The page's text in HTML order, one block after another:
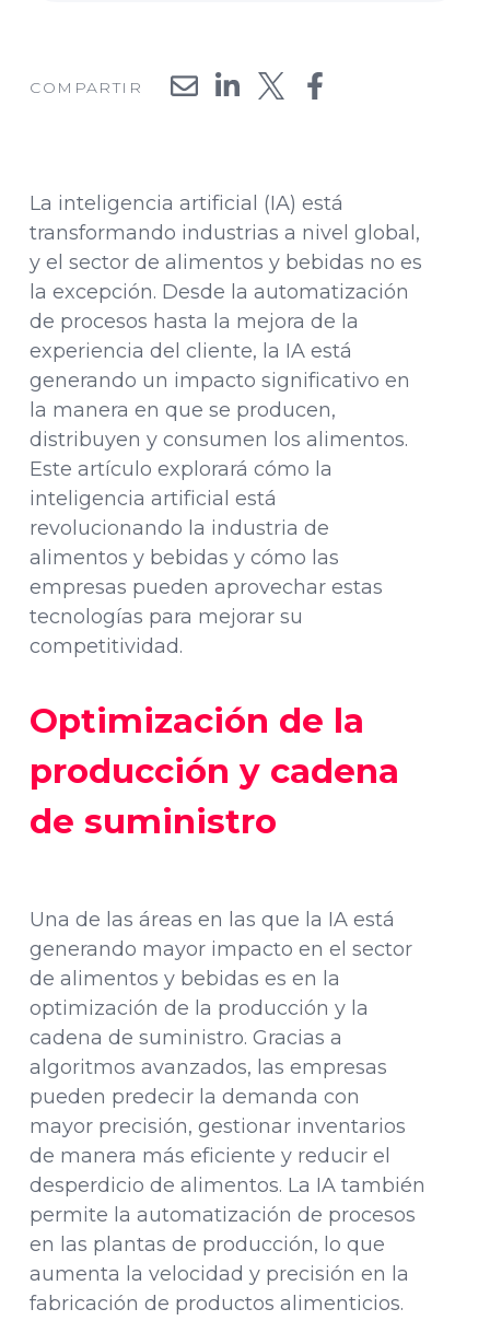
COMPARTIR
La inteligencia artificial (IA) está
transformando industrias a nivel global,
y el sector de alimentos y bebidas no es
la excepción. Desde la automatización
de procesos hasta la mejora de la
experiencia del cliente, la IA está
generando un impacto significativo en
la manera en que se producen,
distribuyen y consumen los alimentos.
Este artículo explorará cómo la
inteligencia artificial está
revolucionando la industria de
alimentos y bebidas y cómo las
empresas pueden aprovechar estas
tecnologías para mejorar su
competitividad.
Optimización de la
producción y cadena
de suministro
Una de las áreas en las que la IA está
generando mayor impacto en el sector
de alimentos y bebidas es en la
optimización de la producción y la
cadena de suministro. Gracias a
algoritmos avanzados, las empresas
pueden predecir la demanda con
mayor precisión, gestionar inventarios
de manera más eficiente y reducir el
desperdicio de alimentos. La IA también
permite la automatización de procesos
en las plantas de producción, lo que
aumenta la velocidad y precisión en la
fabricación de productos alimenticios.